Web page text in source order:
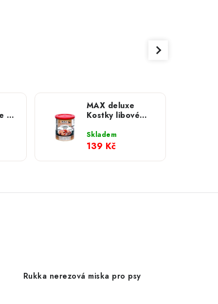
s
MAX deluxe
Kostky libové
800 g
Skladem
139 Kč
Rukka nerezová miska pro psy